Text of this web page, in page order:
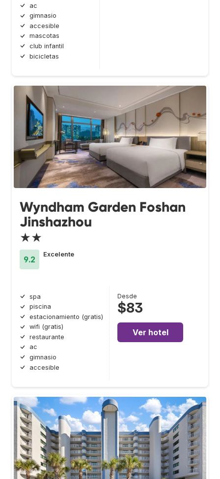
ac
gimnasio
accesible
mascotas
club infantil
bicicletas
Wyndham Garden Foshan
Jinshazhou
★★
9.2
Excelente
spa
piscina
estacionamiento (gratis)
wifi (gratis)
restaurante
ac
gimnasio
accesible
Desde
$83
Ver hotel